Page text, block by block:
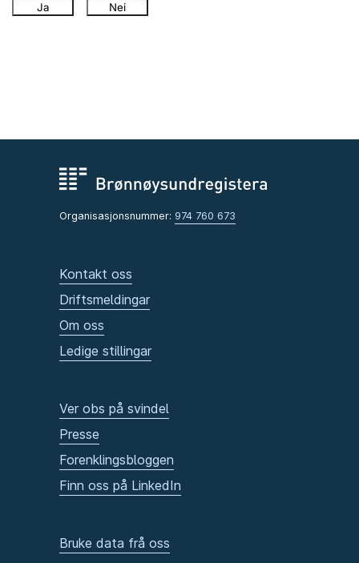
Ja Nei
Organisasjonsnummer: 974 760 673
Kontakt oss
Driftsmeldingar
Om oss
Ledige stillingar
Ver obs på svindel
Presse
Forenklingsbloggen
Finn oss på LinkedIn
Bruke data frå oss